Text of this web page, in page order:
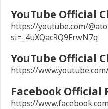
YouTube Official
https://youtube.com/
si=_4uXQacRQ9FrwN7q
YouTube Official
https://
Facebook Official
https://